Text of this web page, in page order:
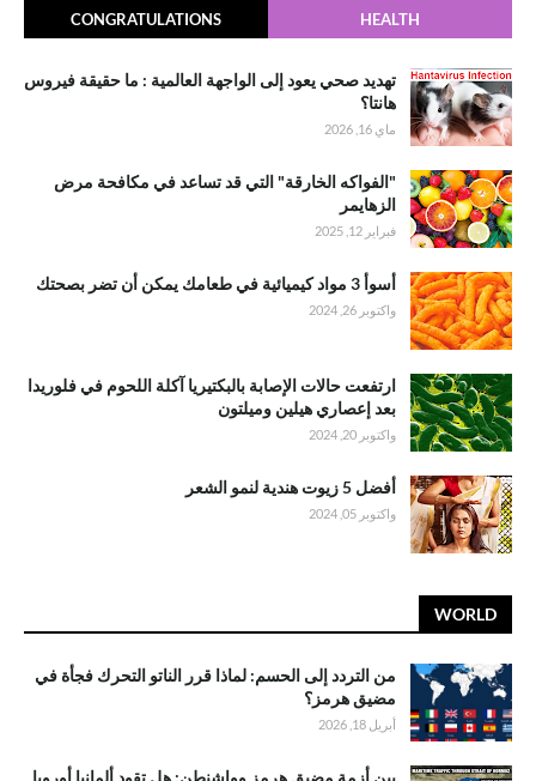
HEALTH
CONGRATULATIONS
تهديد صحي يعود إلى الواجهة العالمية : ما حقيقة فيروس
هانتا؟
ماي 16, 2026
"الفواكه الخارقة" التي قد تساعد في مكافحة مرض
الزهايمر
فبراير 12, 2025
أسوأ 3 مواد كيميائية في طعامك يمكن أن تضر بصحتك
واكتوبر 26, 2024
ارتفعت حالات الإصابة بالبكتيريا آكلة اللحوم في فلوريدا
بعد إعصاري هيلين وميلتون
واكتوبر 20, 2024
أفضل 5 زيوت هندية لنمو الشعر
واكتوبر 05, 2024
WORLD
من التردد إلى الحسم: لماذا قرر الناتو التحرك فجأة في
مضيق هرمز؟
أبريل 18, 2026